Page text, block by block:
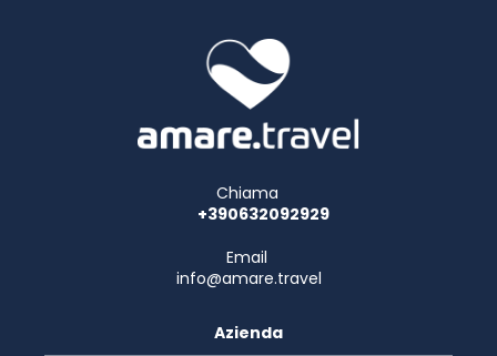
Chiama
+390632092929
Email
info@amare.travel
Azienda